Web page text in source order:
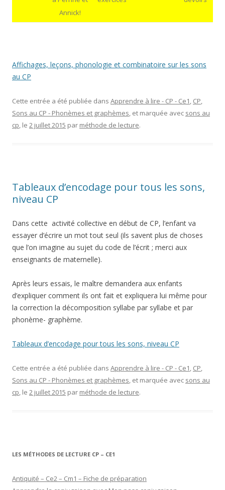
Annick!
Affichages, leçons, phonologie et combinatoire sur les sons
au CP
Cette entrée a été publiée dans Apprendre à lire - CP - Ce1, CP,
Sons au CP - Phonèmes et graphèmes, et marquée avec sons au
cp, le 2 juillet 2015 par méthode de lecture.
Tableaux d’encodage pour tous les sons,
niveau CP
Dans cette activité collective en début de CP, l’enfant va
essayer d’écrire un mot tout seul (ils savent plus de choses
que l’on imagine au sujet du code de l’écrit ; merci aux
enseignants de maternelle).
Après leurs essais, le maître demandera aux enfants
d’expliquer comment ils ont fait et expliquera lui même pour
la correction la décomposition syllabe par syllabe et par
phonème- graphème.
Tableaux d’encodage pour tous les sons, niveau CP
Cette entrée a été publiée dans Apprendre à lire - CP - Ce1, CP,
Sons au CP - Phonèmes et graphèmes, et marquée avec sons au
cp, le 2 juillet 2015 par méthode de lecture.
LES MÉTHODES DE LECTURE CP – CE1
Antiquité – Ce2 – Cm1 – Fiche de préparation